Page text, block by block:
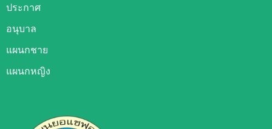
ประกาศ
อนุบาล
แผนกชาย
แผนกหญิง